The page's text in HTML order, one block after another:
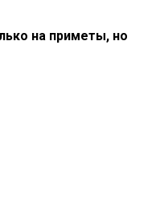
на приметы, но